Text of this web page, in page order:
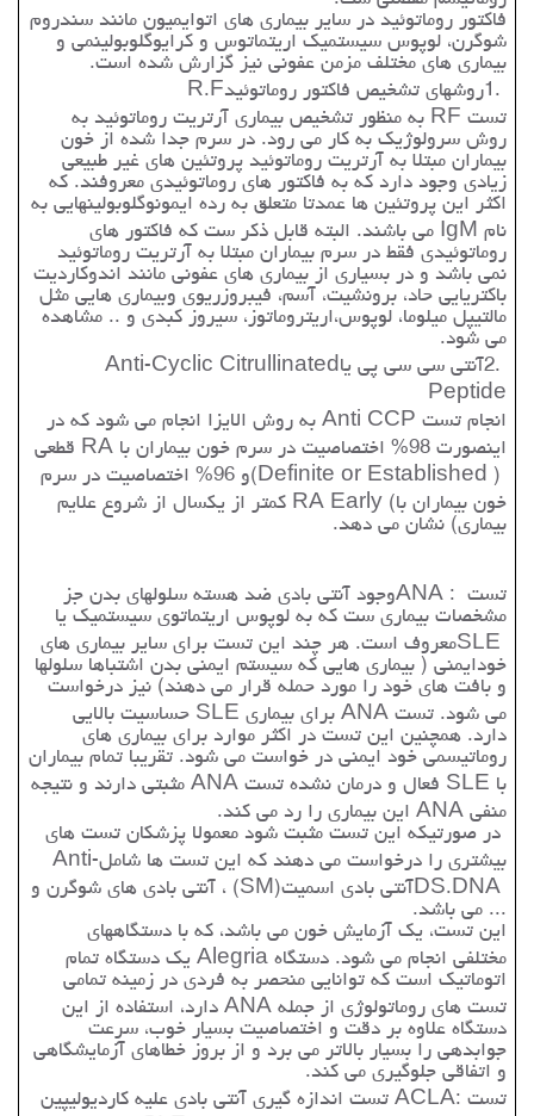
فاکتور روماتوئید در سایر بیماری های اتوایمیون مانند سندروم
شوگرن، لوپوس سیستمیک اریتماتوس و کرایوگلوبولینمی و
بیماری های مختلف مزمن عفونی نیز گزارش شده است.
1.روشهای تشخیص فاکتور روماتوئیدR.F
تست RFبه منظور تشخیص بیماری آرتریت روماتوئید به
روش سرولوژیک به کار می رود. در سرم جدا شده از خون
بیماران مبتلا به آرتریت روماتوئید پروتئین های غیر طبیعی
زیادی وجود دارد که به فاکتور های روماتوئیدی معروفند. که
اکثر این پروتئین ها عمدتا متعلق به رده ایمونوگلوبولینهایی به
نام IgMمی باشند. البته قابل ذکر ست که فاکتور های
روماتوئیدی فقط در سرم بیماران مبتلا به آرتریت روماتوئید
نمی باشد و در بسیاری از بیماری های عفونی مانند اندوکاردیت
باکتریایی حاد، برونشیت، آسم، فیبروزریوی وبیماری هایی مثل
مالتیپل میلوما، لوپوس،اریتروماتوز، سیروز کبدی و .. مشاهده
می شود.
2.آنتی سی سی پی یاAnti-Cyclic Citrullinated
Peptide
انجام تست Anti CCPبه روش الایزا انجام می شود که در
اینصورت 98% اختصاصیت در سرم خون بیماران با
RA قطعی
(Definite or Established )
و 96% اختصاصیت در سرم
خون بیماران باRA Early (کمتر از یکسال از شروع علایم
بیماری) نشان می دهد.
تست ANA :وجود آنتی بادی ضد هسته سلولهای بدن جز
مشخصات بیماری ست که به لوپوس اریتماتوی سیستمیک یا
SLEمعروف است. هر چند این تست برای سایر بیماری های
خودایمنی ( بیماری هایی که سیستم ایمنی بدن اشتباها سلولها
و بافت های خود را مورد حمله قرار می دهند) نیز درخواست
می شود. تست ANAبرای بیماری SLEحساسیت بالایی
دارد. همچنین این تست در اکثر موارد برای بیماری های
روماتیسمی خود ایمنی در خواست می شود. تقریبا تمام بیماران
با SLE فعال و درمان نشده تست ANAمثبتی دارند و نتیجه
منفی ANA این بیماری را رد می کند.
در صورتیکه این تست مثبت شود معمولا پزشکان تست های
بیشتری را درخواست می دهند که این تست ها شاملAnti-
DS.DNAآنتی بادی اسمیت(SM) ، آنتی بادی های شوگرن و
... می باشد.
این تست، یک آزمایش خون می باشد، که با دستگاههای
مختلفی انجام می شود. دستگاهAlegria یک دستگاه تمام
اتوماتیک است که توانایی منحصر به فردی در زمینه تمامی
تست های روماتولوژی از جملهANA دارد، استفاده از این
دستگاه علاوه بر دقت و اختصاصیت بسیار خوب، سرعت
جوابدهی را بسیار بالاتر می برد و از بروز خطاهای آزمایشگاهی
و اتفاقی جلوگیری می کند.
تست ACLA: تست اندازه گیری آنتی بادی علیه کاردیولیپین